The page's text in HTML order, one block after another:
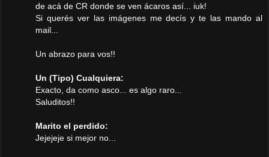
de acá de CR donde se ven ácaros así... iuk!
Si querés ver las imágenes me decís y te las mando al
mail...
Un abrazo para vos!!
Un (Tipo) Cualquiera:
Exacto, da como asco... es algo raro...
Saluditos!!
Marito el perdido:
Jejejeje si mejor no...